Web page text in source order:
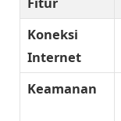
Koneksi
Internet
Keamanan